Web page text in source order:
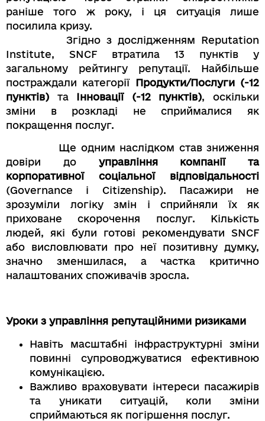
раніше того ж року, і ця ситуація лише
посилила кризу.
Згідно з дослідженням Reputation
Institute, SNCF втратила 13 пунктів у
загальному рейтингу репутації. Найбільше
постраждали категорії Продукти/Послуги (-12
пунктів) та Інновації (-12 пунктів), оскільки
зміни в розкладі не сприймалися як
покращення послуг.
Ще одним наслідком став зниження
довіри до управління компанії та
корпоративної соціальної відповідальності
(Governance і Citizenship). Пасажири не
зрозуміли логіку змін і сприйняли їх як
приховане скорочення послуг. Кількість
людей, які були готові рекомендувати SNCF
або висловлювати про неї позитивну думку,
значно зменшилася, а частка критично
налаштованих споживачів зросла.
Уроки з управління репутаційними ризиками
Навіть масштабні інфраструктурні зміни
повинні супроводжуватися ефективною
комунікацією.
Важливо враховувати інтереси пасажирів
та уникати ситуацій, коли зміни
сприймаються як погіршення послуг.